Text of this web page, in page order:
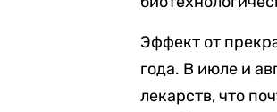
Эффект от
года. В июле и
лекарств, что